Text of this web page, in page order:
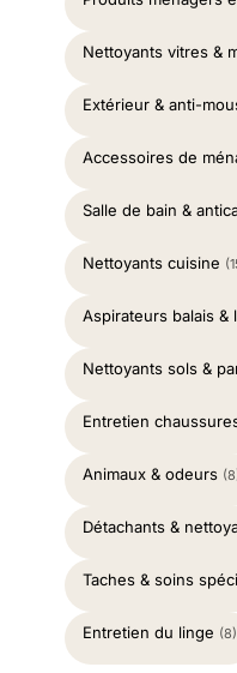
Nettoyants vitres &
Extérieur & anti-
Accessoires de
Salle de bain &
Nettoyants cuisine
Aspirateurs balais &
Nettoyants sols &
Entretien
Animaux & odeurs
Détachants &
Taches & soins
Entretien du linge (8)